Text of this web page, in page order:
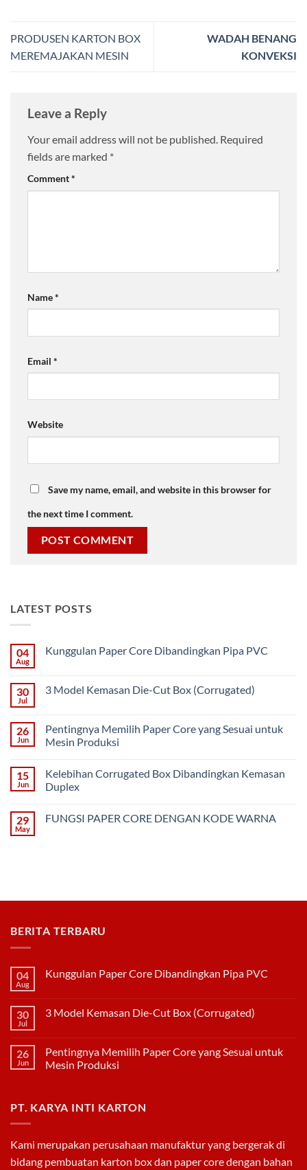
PRODUSEN KARTON BOX
MEREMAJAKAN MESIN
WADAH BENANG
KONVEKSI
Leave a Reply
Your email address will not be published. Required
fields are marked *
Comment*
Name*
Email *
Website
Save my name, email, and website in this browser for
the next time I comment.
LATEST POSTS
04
Aug
Kunggulan Paper Core Dibandingkan Pipa PVC
Kunggulan
Pipa
PVC
30
Jul
3 Model Kemasan Die-Cut Box (Corrugated)
3
Model
Kemasan
Box
(Corrugated)
26
Jun
Pentingnya Memilih Paper Core yang Sesuai untuk
Mesin Produksi
on
Pentingnya
Memilih
yang
15
Jun
Kelebihan Corrugated Box Dibandingkan Kemasan
Duplex
on
29
May
FUNGSI PAPER CORE DENGAN KODE WARNA
WARNA
BERITA TERBARU
04
Aug
Kunggulan Paper Core Dibandingkan Pipa PVC
Kunggulan
Pipa
PVC
30
Jul
3 Model Kemasan Die-Cut Box (Corrugated)
3
Model
Kemasan
(Corrugated)
26
Jun
Pentingnya Memilih Paper Core yang Sesuai untuk
Mesin Produksi
Pentingnya
Memilih
Sesuai
untuk
Mesin
PT. KARYA INTI KARTON
Kami merupakan perusahaan manufaktur yang bergerak di
bidang pembuatan karton boxdan paper coredengan bahan